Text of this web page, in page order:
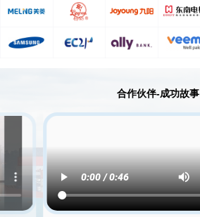
合作伙伴-成功故事